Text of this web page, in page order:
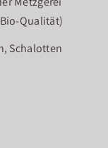
Qualität)
Schalotten